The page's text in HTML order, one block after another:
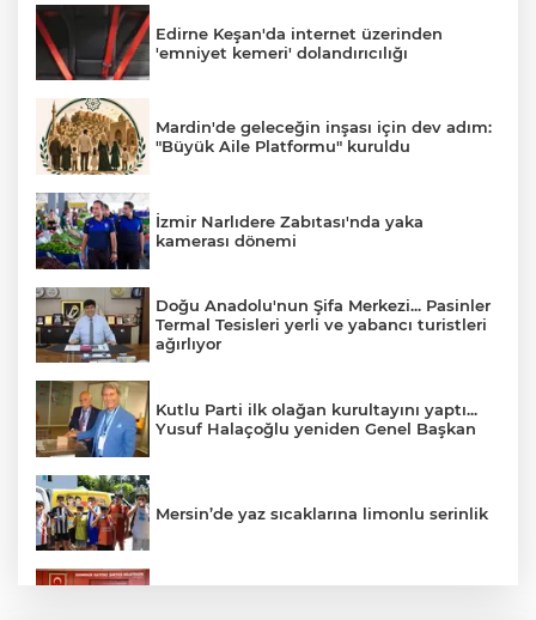
Edirne Keşan'da internet üzerinden
'emniyet kemeri' dolandırıcılığı
Mardin'de geleceğin inşası için dev adım:
"Büyük Aile Platformu" kuruldu
İzmir Narlıdere Zabıtası'nda yaka
kamerası dönemi
Doğu Anadolu'nun Şifa Merkezi... Pasinler
Termal Tesisleri yerli ve yabancı turistleri
ağırlıyor
Kutlu Parti ilk olağan kurultayını yaptı...
Yusuf Halaçoğlu yeniden Genel Başkan
Mersin’de yaz sıcaklarına limonlu serinlik